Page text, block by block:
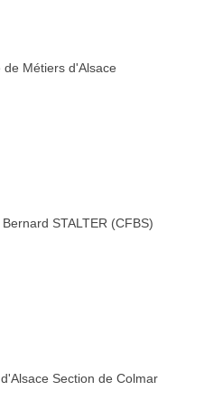
Métiers d'Alsace
STALTER (CFBS)
Section de Colmar